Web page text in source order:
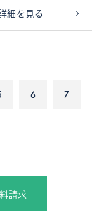
細を見る
6 7
請求